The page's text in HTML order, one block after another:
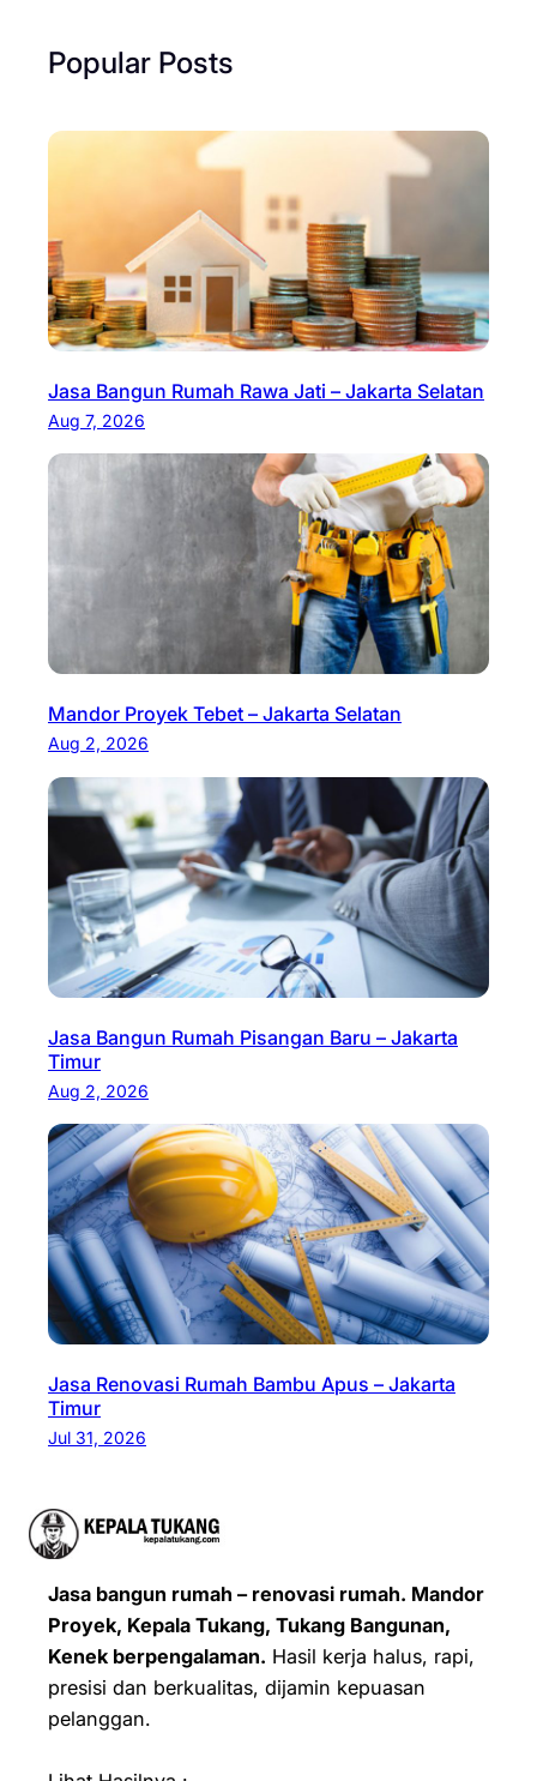
Popular Posts
Jasa Bangun Rumah Rawa Jati – Jakarta Selatan
Aug 7, 2026
Mandor Proyek Tebet – Jakarta Selatan
Aug 2, 2026
Jasa Bangun Rumah Pisangan Baru – Jakarta
Timur
Aug 2, 2026
Jasa Renovasi Rumah Bambu Apus – Jakarta
Timur
Jul 31, 2026
Jasa bangun rumah – renovasi rumah. Mandor
Proyek, Kepala Tukang, Tukang Bangunan,
Kenek berpengalaman. Hasil kerja halus, rapi,
presisi dan berkualitas, dijamin kepuasan
pelanggan.